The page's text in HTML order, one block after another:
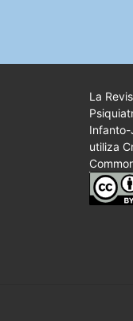
La
Infanto-
utiliza